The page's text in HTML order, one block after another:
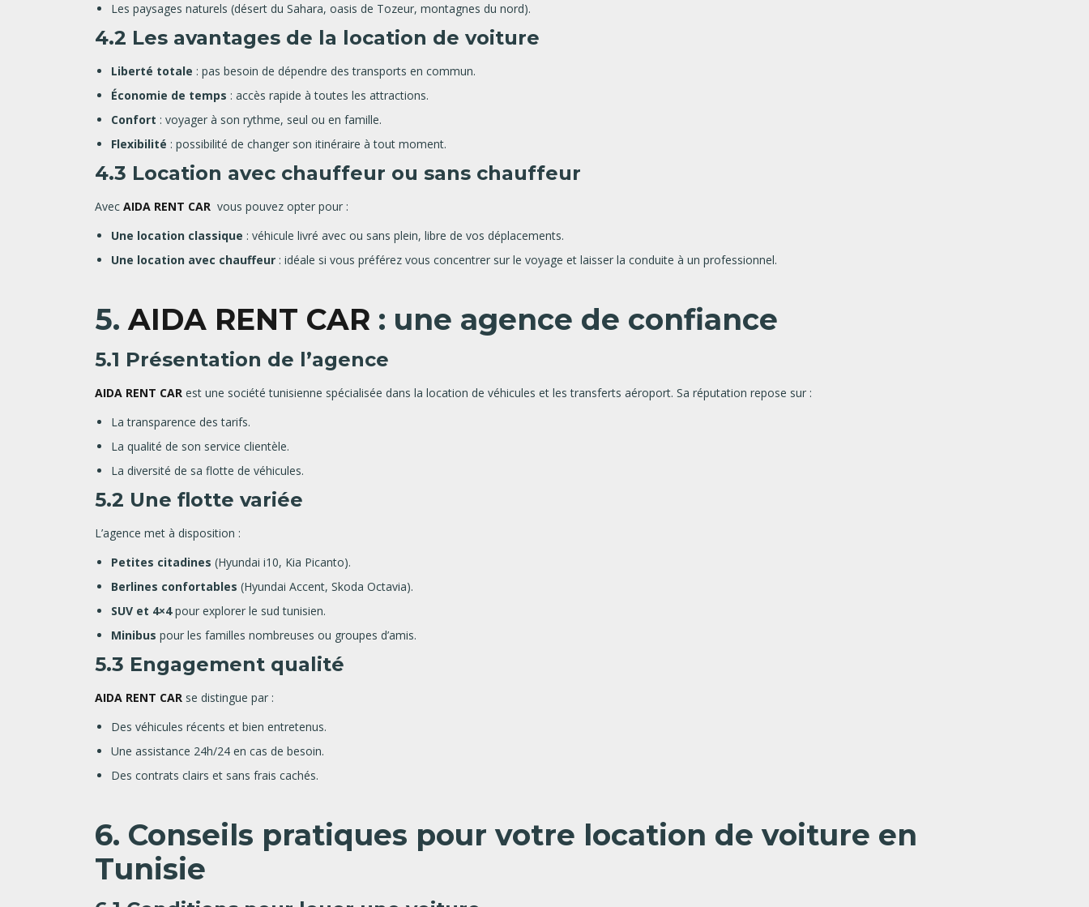
Les paysages naturels (désert du Sahara, oasis de Tozeur, montagnes du nord).
4.2 Les avantages de la location de voiture
Liberté totale : pas besoin de dépendre des transports en commun.
Économie de temps : accès rapide à toutes les attractions.
Confort : voyager à son rythme, seul ou en famille.
Flexibilité : possibilité de changer son itinéraire à tout moment.
4.3 Location avec chauffeur ou sans chauffeur
Avec AIDA RENT CAR vous pouvez opter pour :
Une location classique : véhicule livré avec ou sans plein, libre de vos déplacements.
Une location avec chauffeur : idéale si vous préférez vous concentrer sur le voyage et laisser la conduite à un professionnel.
5.AIDA RENT CAR : une agence de confiance
5.1 Présentation de l’agence
AIDA RENT CAR est une société tunisienne spécialisée dans la location de véhicules et les transferts aéroport. Sa réputation repose sur :
La transparence des tarifs.
La qualité de son service clientèle.
La diversité de sa flotte de véhicules.
5.2 Une flotte variée
L’agence met à disposition :
Petites citadines (Hyundai i10, Kia Picanto).
Berlines confortables (Hyundai Accent, Skoda Octavia).
SUV et 4×4pour explorer le sud tunisien.
Minibus pour les familles nombreuses ou groupes d’amis.
5.3 Engagement qualité
AIDA RENT CAR se distingue par :
Des véhicules récents et bien entretenus.
Une assistance 24h/24 en cas de besoin.
Des contrats clairs et sans frais cachés.
6. Conseils pratiques pour votre location de voiture en
Tunisie